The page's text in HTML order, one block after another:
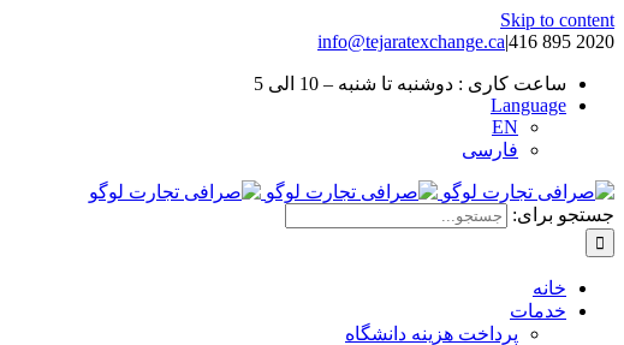
Skip to content
2020 895 416
|
info@tejaratexchange.ca
ساعت کاری : دوشنبه تا شنبه – 10 الی 5
Language
EN
فارسی
جستجو برای:
خانه
خدمات
پرداخت هزینه دانشگاه